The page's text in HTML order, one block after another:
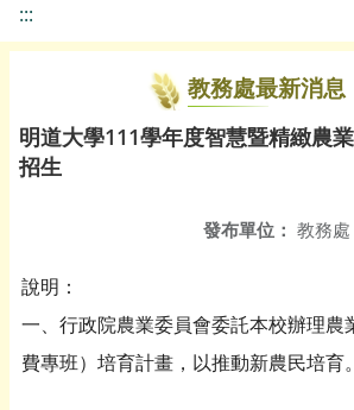
:::
教務處最新消息
明道大學111學年度智慧暨精緻農
招生
發布單位： 教務處
說明：
一、行政院農業委員會委託本校辦理農
費專班）培育計畫，以推動新農民培育。